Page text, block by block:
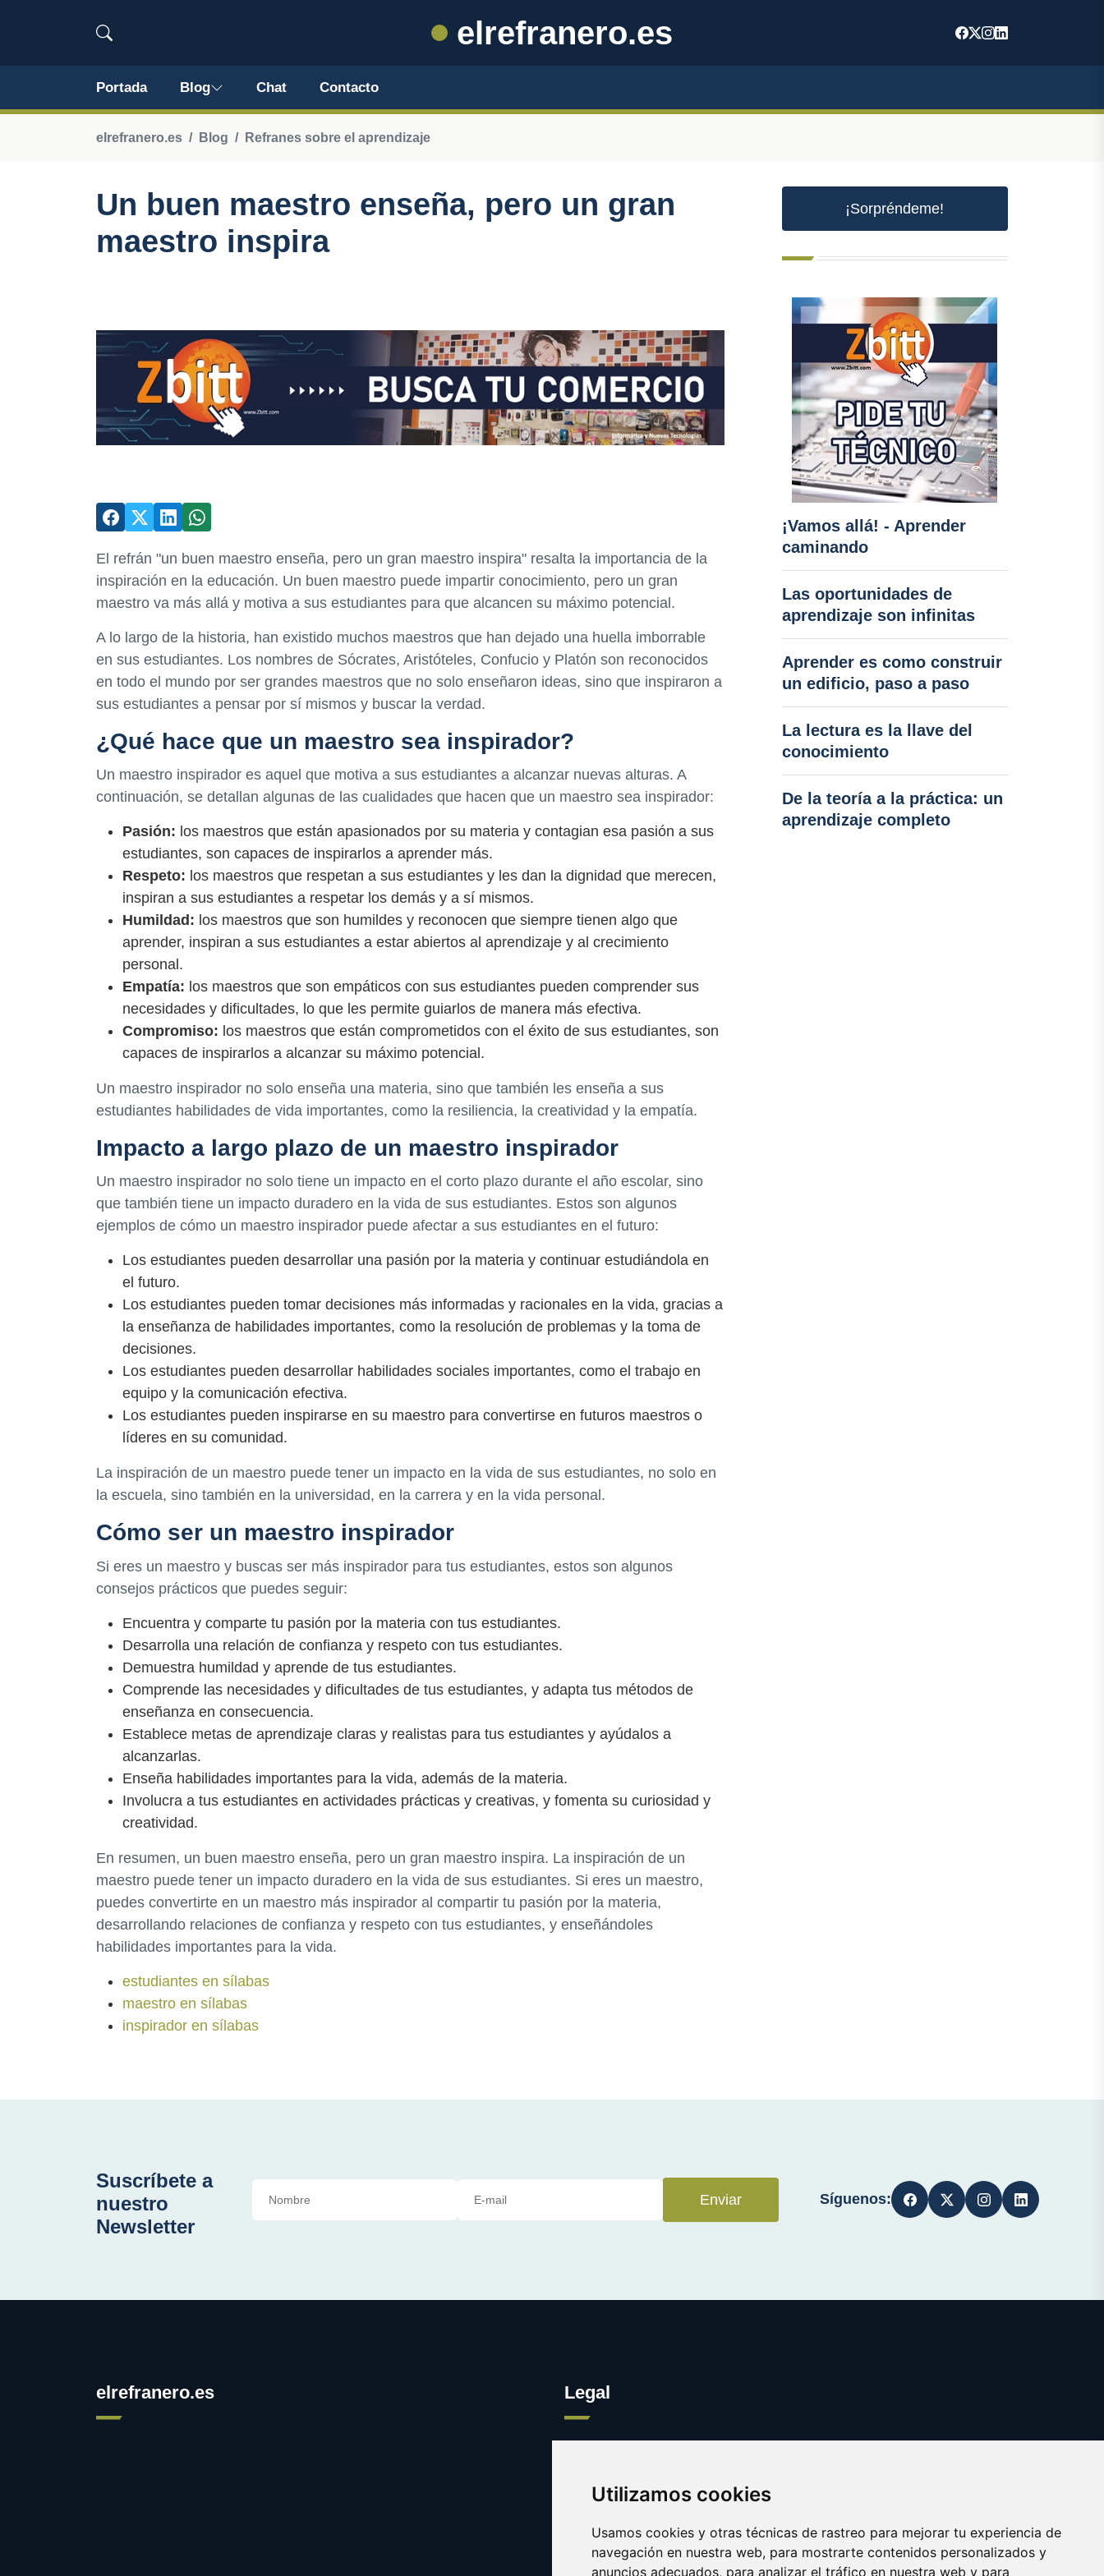
Utilizamos cookies
Usamos cookies y otras técnicas de rastreo para mejorar tu experiencia de
navegación en nuestra web, para mostrarte contenidos personalizados y
anuncios adecuados, para analizar el tráfico en nuestra web y para
elrefranero.es
Portada Blog Chat Contacto
elrefranero.es Blog Refranes sobre el aprendizaje
Un buen maestro enseña, pero un gran
maestro inspira
El refrán "un buen maestro enseña, pero un gran maestro inspira" resalta la importancia de la
inspiración en la educación. Un buen maestro puede impartir conocimiento, pero un gran
maestro va más allá y motiva a sus estudiantes para que alcancen su máximo potencial.
A lo largo de la historia, han existido muchos maestros que han dejado una huella imborrable
en sus estudiantes. Los nombres de Sócrates, Aristóteles, Confucio y Platón son reconocidos
en todo el mundo por ser grandes maestros que no solo enseñaron ideas, sino que inspiraron a
sus estudiantes a pensar por sí mismos y buscar la verdad.
¿Qué hace que un maestro sea inspirador?
Un maestro inspirador es aquel que motiva a sus estudiantes a alcanzar nuevas alturas. A
continuación, se detallan algunas de las cualidades que hacen que un maestro sea inspirador:
Pasión: los maestros que están apasionados por su materia y contagian esa pasión a sus
estudiantes, son capaces de inspirarlos a aprender más.
Respeto: los maestros que respetan a sus estudiantes y les dan la dignidad que merecen,
inspiran a sus estudiantes a respetar los demás y a sí mismos.
Humildad: los maestros que son humildes y reconocen que siempre tienen algo que
aprender, inspiran a sus estudiantes a estar abiertos al aprendizaje y al crecimiento
personal.
Empatía: los maestros que son empáticos con sus estudiantes pueden comprender sus
necesidades y dificultades, lo que les permite guiarlos de manera más efectiva.
Compromiso: los maestros que están comprometidos con el éxito de sus estudiantes, son
capaces de inspirarlos a alcanzar su máximo potencial.
Un maestro inspirador no solo enseña una materia, sino que también les enseña a sus
estudiantes habilidades de vida importantes, como la resiliencia, la creatividad y la empatía.
Impacto a largo plazo de un maestro inspirador
Un maestro inspirador no solo tiene un impacto en el corto plazo durante el año escolar, sino
que también tiene un impacto duradero en la vida de sus estudiantes. Estos son algunos
ejemplos de cómo un maestro inspirador puede afectar a sus estudiantes en el futuro:
Los estudiantes pueden desarrollar una pasión por la materia y continuar estudiándola en
el futuro.
Los estudiantes pueden tomar decisiones más informadas y racionales en la vida, gracias a
la enseñanza de habilidades importantes, como la resolución de problemas y la toma de
decisiones.
Los estudiantes pueden desarrollar habilidades sociales importantes, como el trabajo en
equipo y la comunicación efectiva.
Los estudiantes pueden inspirarse en su maestro para convertirse en futuros maestros o
líderes en su comunidad.
La inspiración de un maestro puede tener un impacto en la vida de sus estudiantes, no solo en
la escuela, sino también en la universidad, en la carrera y en la vida personal.
Cómo ser un maestro inspirador
Si eres un maestro y buscas ser más inspirador para tus estudiantes, estos son algunos
consejos prácticos que puedes seguir:
Encuentra y comparte tu pasión por la materia con tus estudiantes.
Desarrolla una relación de confianza y respeto con tus estudiantes.
Demuestra humildad y aprende de tus estudiantes.
Comprende las necesidades y dificultades de tus estudiantes, y adapta tus métodos de
enseñanza en consecuencia.
Establece metas de aprendizaje claras y realistas para tus estudiantes y ayúdalos a
alcanzarlas.
Enseña habilidades importantes para la vida, además de la materia.
Involucra a tus estudiantes en actividades prácticas y creativas, y fomenta su curiosidad y
creatividad.
En resumen, un buen maestro enseña, pero un gran maestro inspira. La inspiración de un
maestro puede tener un impacto duradero en la vida de sus estudiantes. Si eres un maestro,
puedes convertirte en un maestro más inspirador al compartir tu pasión por la materia,
desarrollando relaciones de confianza y respeto con tus estudiantes, y enseñándoles
habilidades importantes para la vida.
estudiantes en sílabas
maestro en sílabas
inspirador en sílabas
¡Sorpréndeme!
¡Vamos allá! - Aprender
caminando
Las oportunidades de
aprendizaje son infinitas
Aprender es como construir
un edificio, paso a paso
La lectura es la llave del
conocimiento
De la teoría a la práctica: un
aprendizaje completo
Suscríbete a
nuestro
Newsletter
Enviar Síguenos:
elrefranero.es Legal
Contacto